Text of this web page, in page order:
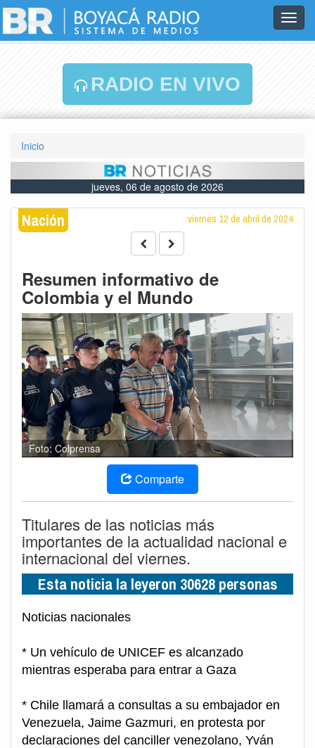
RADIO EN VIVO
Inicio
jueves, 06 de agosto de 2026
Nación viernes 12 de abril de 2024
Resumen informativo de
Colombia y el Mundo
Foto: Colprensa
Comparte
Titulares de las noticias más
importantes de la actualidad nacional e
internacional del viernes.
Esta noticia la leyeron 30628 personas
Noticias nacionales
* Un vehículo de UNICEF es alcanzado
mientras esperaba para entrar a Gaza
* Chile llamará a consultas a su embajador en
Venezuela, Jaime Gazmuri, en protesta por
declaraciones del canciller venezolano, Yván